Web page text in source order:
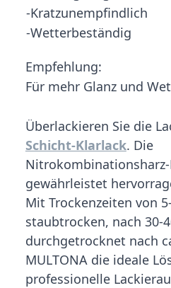
-Kratzunempfindlich
-Wetterbeständig
Empfehlung:
Für mehr Glanz und
Überlackieren Sie die
Schicht-Klarlack. Die
gewährleistet
Mit Trockenzeiten von
staubtrocken, nach 30-
durchgetrocknet nach
MULTONA die ideale
professionelle